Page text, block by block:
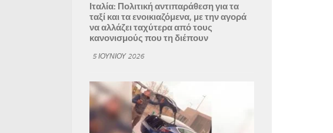
Ιταλία: Πολιτική αντιπαράθεση για τα
ταξί και τα ενοικιαζόμενα, με την αγορά
να αλλάζει ταχύτερα από τους
κανονισμούς που τη διέπουν
5 ΙΟΥΝΊΟΥ 2026